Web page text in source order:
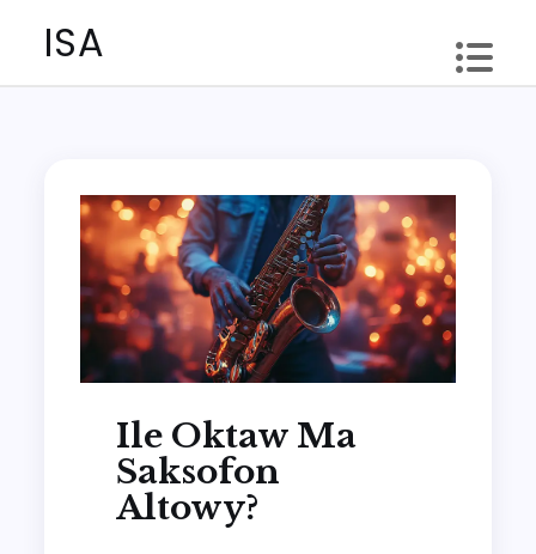
ISA
Ile Oktaw Ma
Saksofon
Altowy?